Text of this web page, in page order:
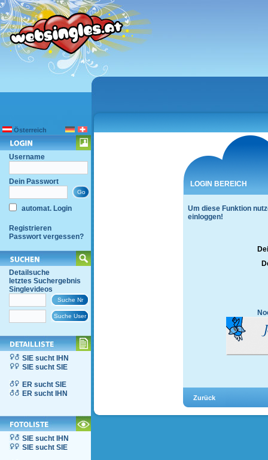
Österreich
Username
Dein Passwort
automat. Login
Registrieren
Passwort vergessen?
Detailsuche
letztes Suchergebnis
Singlevideos
SIE sucht IHN
SIE sucht SIE
ER sucht SIE
ER sucht IHN
SIE sucht IHN
SIE sucht SIE
LOGIN BEREICH
Um diese Funktion
einloggen!